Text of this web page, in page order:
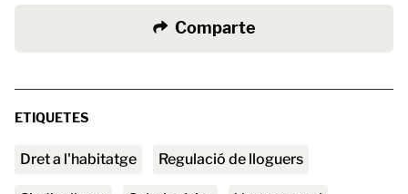
Comparte
ETIQUETES
Dret a l'habitatge regulació de lloguers